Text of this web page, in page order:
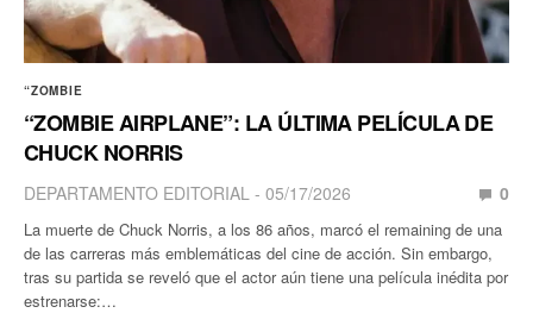
“ZOMBIE
“ZOMBIE AIRPLANE”: LA ÚLTIMA PELÍCULA DE
CHUCK NORRIS
DEPARTAMENTO EDITORIAL 05/17/2026 0
La muerte de Chuck Norris, a los 86 años, marcó el remaining de una
de las carreras más emblemáticas del cine de acción. Sin embargo,
tras su partida se reveló que el actor aún tiene una película inédita por
estrenarse:…